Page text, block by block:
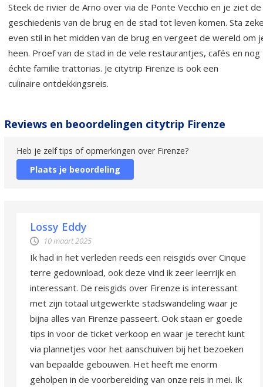
Steek de rivier de Arno over via de Ponte Vecchio en je ziet de
geschiedenis van de brug en de stad tot leven komen. Sta
even stil in het midden van de brug en vergeet de wereld om
heen. Proef van de stad in de vele restaurantjes, cafés en nog
échte familie trattorias. Je citytrip Firenze is ook een
culinaire ontdekkingsreis.
Reviews en beoordelingen citytrip Firenze
Heb je zelf tips of opmerkingen over Firenze?
Plaats je beoordeling
Lossy Eddy
10 maart 2025
Ik had in het verleden reeds een reisgids over Cinque
terre gedownload, ook deze vind ik zeer leerrijk en
interessant. De reisgids over Firenze is interessant
met zijn totaal uitgewerkte stadswandeling waar je
bijna alles van Firenze passeert. Ook staan er goede
tips in voor de ticket verkoop en waar je terecht kunt
via plannetjes voor het aanschuiven bij het bezoeken
van bepaalde gebouwen. Het heeft me enorm
geholpen in de voorbereiding van onze reis in mei. Ik